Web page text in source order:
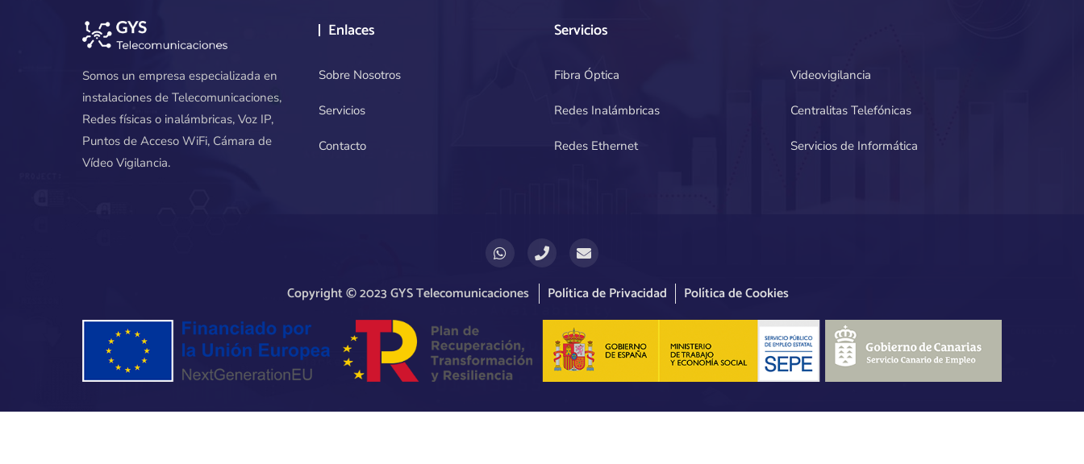
Somos un empresa especializada en
instalaciones de Telecomunicaciones,
Redes físicas o inalámbricas, Voz IP,
Puntos de Acceso WiFi, Cámara de
Vídeo Vigilancia.
Enlaces
Sobre Nosotros
Servicios
Contacto
Servicios
Fibra Óptica
Redes Inalámbricas
Redes Ethernet
Videovigilancia
Centralitas Telefónicas
Servicios de Informática
Copyright © 2023 GYS Telecomunicaciones Política de Privacidad Política de Cookies